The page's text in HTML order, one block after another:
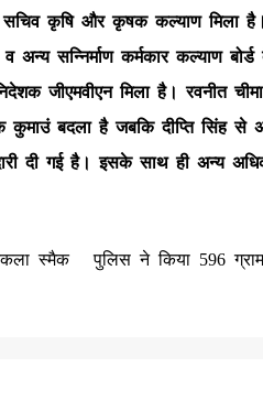
कृषि और कृषक कल्याण मिला
सन्निर्माण कर्मकार कल्याण बोर्ड
जीएमवीएन मिला है। रवनीत
बदला है जबकि दीप्ति सिंह से
दी गई है। इसके साथ ही अन्य
स्मैक
पुलिस ने किया 596